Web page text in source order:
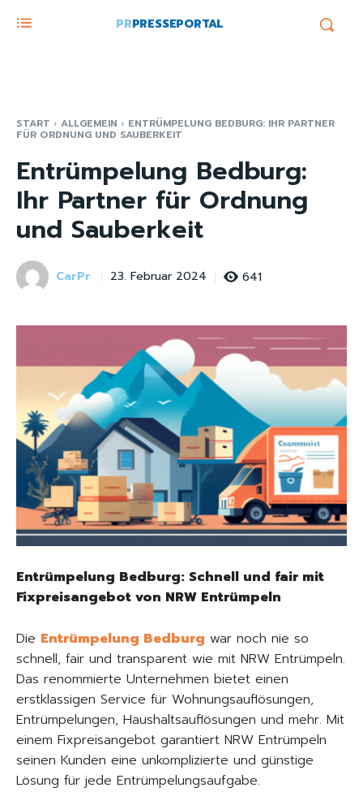
PRPRESSEPORTAL
START ALLGEMEIN ENTRÜMPELUNG BEDBURG: IHR PARTNER
FÜR ORDNUNG UND SAUBERKEIT
Entrümpelung Bedburg:
Ihr Partner für Ordnung
und Sauberkeit
CarPr 23. Februar 2024 641
Entrümpelung Bedburg: Schnell und fair mit
Fixpreisangebot von NRW Entrümpeln
Die Entrümpelung Bedburg war noch nie so
schnell, fair und transparent wie mit NRW Entrümpeln.
Das renommierte Unternehmen bietet einen
erstklassigen Service für Wohnungsauflösungen,
Entrümpelungen, Haushaltsauflösungen und mehr. Mit
einem Fixpreisangebot garantiert NRW Entrümpeln
seinen Kunden eine unkomplizierte und günstige
Lösung für jede Entrümpelungsaufgabe.